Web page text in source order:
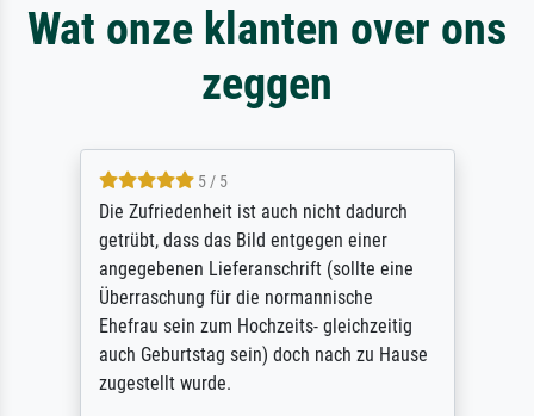
Wat onze klanten over ons
zeggen
5 / 5
Die Zufriedenheit ist auch nicht dadurch
getrübt, dass das Bild entgegen einer
angegebenen Lieferanschrift (sollte eine
Überraschung für die normannische
Ehefrau sein zum Hochzeits- gleichzeitig
auch Geburtstag sein) doch nach zu Hause
zugestellt wurde.